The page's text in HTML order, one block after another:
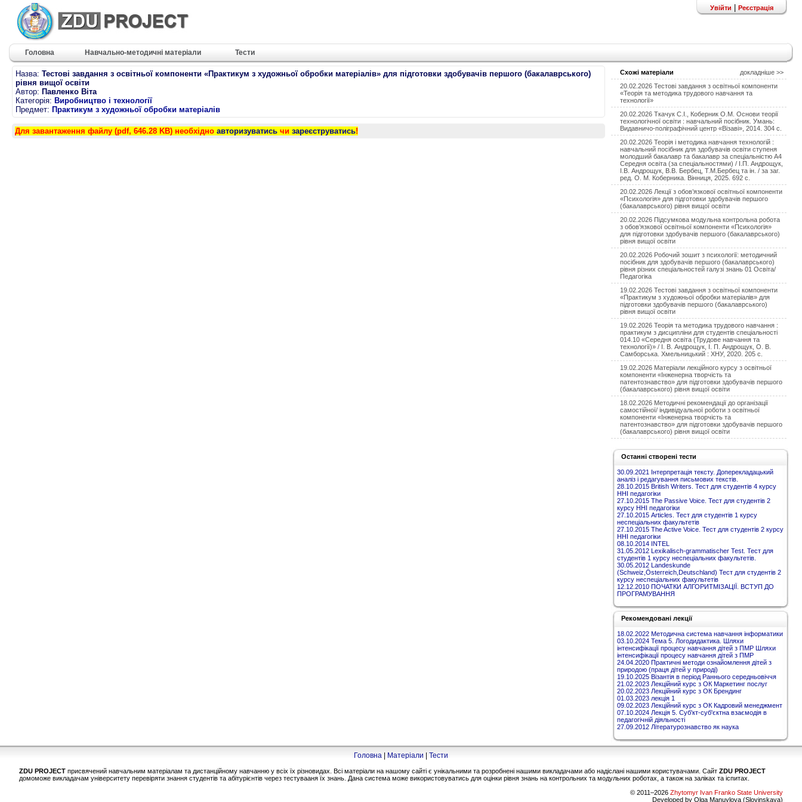
Увійти Реєстрація
Головна Навчально-методичні матеріали Тести
Назва: Тестові завдання з освітньої компоненти «Практикум з художньої обробки матеріалів» для підготовки здобувачів першого (бакалаврського)
рівня вищої освіти
Автор: Павленко Віта
Категорія: Виробництво і технології
Предмет: Практикум з художньої обробки матеріалів
Для завантаження файлу (pdf, 646.28 KB) необхідно авторизуватись чи зареєструватись!
Схожі матеріали
докладніше >>
20.02.2026 Тестові завдання з освітньої компоненти
«Теорія та методика трудового навчання та
технології»
20.02.2026 Ткачук С.І., Коберник О.М. Основи теорії
технологічної освіти : навчальний посібник. Умань:
Видавничо-поліграфічний центр «Візаві», 2014. 304 с.
20.02.2026 Теорія і методика навчання технологій :
навчальний посібник для здобувачів освіти ступеня
молодший бакалавр та бакалавр за спеціальністю А4
Середня освіта (за спеціальностями) / І.П. Андрощук,
І.В. Андрощук, В.В. Бербец, Т.М.Бербец та ін. / за заг.
ред. О. М. Коберника. Вінниця, 2025. 692 с.
20.02.2026 Лекції з обов’язкової освітньої компоненти
«Психологія» для підготовки здобувачів першого
(бакалаврського) рівня вищої освіти
20.02.2026 Підсумкова модульна контрольна робота
з обов’язкової освітньої компоненти «Психологія»
для підготовки здобувачів першого (бакалаврського)
рівня вищої освіти
20.02.2026 Робочий зошит з психології: методичний
посібник для здобувачів першого (бакалаврського)
рівня різних спеціальностей галузі знань 01 Освіта/
Педагогіка
19.02.2026 Тестові завдання з освітньої компоненти
«Практикум з художньої обробки матеріалів» для
підготовки здобувачів першого (бакалаврського)
рівня вищої освіти
19.02.2026 Теорія та методика трудового навчання :
практикум з дисципліни для студентів спеціальності
014.10 «Середня освіта (Трудове навчання та
технології)» / І. В. Андрощук, І. П. Андрощук, О. В.
Самборська. Хмельницький : ХНУ, 2020. 205 с.
19.02.2026 Матеріали лекційного курсу з освітньої
компоненти «Інженерна творчість та
патентознавство» для підготовки здобувачів першого
(бакалаврського) рівня вищої освіти
18.02.2026 Методичні рекомендації до організації
самостійної/ індивідуальної роботи з освітньої
компоненти «Інженерна творчість та
патентознавство» для підготовки здобувачів першого
(бакалаврського) рівня вищої освіти
Останні створені тести
30.09.2021 Інтерпретація тексту. Доперекладацький
аналіз і редагування письмових текстів.
28.10.2015 British Writers. Тест для студентів 4 курсу
ННІ педагогіки
27.10.2015 The Passive Voice. Тест для студентів 2
курсу ННІ педагогіки
27.10.2015 Articles. Тест для студентів 1 курсу
неспеціальних факультетів
27.10.2015 The Active Voice. Тест для студентів 2 курсу
ННІ педагогіки
08.10.2014 INTEL
31.05.2012 Lexikalisch-grammatischer Test. Тест для
студентів 1 курсу неспеціальних факультетів.
30.05.2012 Landeskunde
(Schweiz,Österreich,Deutschland) Тест для студентів 2
курсу неспеціальних факультетів
12.12.2010 ПОЧАТКИ АЛГОРИТМІЗАЦІЇ. ВСТУП ДО
ПРОГРАМУВАННЯ
Рекомендовані лекції
18.02.2022 Методична система навчання інформатики
03.10.2024 Тема 5. Логодидактика. Шляхи
інтенсифікації процесу навчання дітей з ПМР Шляхи
інтенсифікації процесу навчання дітей з ПМР
24.04.2020 Практичні методи ознайомлення дітей з
природою (праця дітей у природі)
19.10.2025 Візантія в період Раннього середньовіччя
21.02.2023 Лекційний курс з ОК Маркетинг послуг
20.02.2023 Лекційний курс з ОК Брендинг
01.03.2023 лекція 1
09.02.2023 Лекційний курс з ОК Кадровий менеджмент
07.10.2024 Лекція 5. Суб'кт-суб'єктна взаємодія в
педагогічній діяльності
27.09.2012 Літературознавство як наука
Головна Матеріали Тести
ZDU PROJECT присвячений навчальним матеріалам та дистанційному навчанню у всіх їх різновидах. Всі матеріали на нашому сайті є унікальними та розробнені нашими викладачами або надіслані нашими користувачами. Сайт ZDU PROJECT
домоможе викладачам університету перевіряти знання студентів та абітурієнтів через тестувааня їх знань. Дана система може використовуватись для оцінки рівня знань на контрольних та модульних роботах, а також на заліках та іспитах.
© 2011–2026 Zhytomyr Ivan Franko State University
Developed by Olga Manuylova (Slovinskaya)